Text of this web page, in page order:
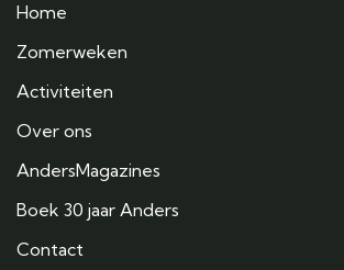
Home
Zomerweken
Activiteiten
Over ons
AndersMagazines
Boek 30 jaar Anders
Contact